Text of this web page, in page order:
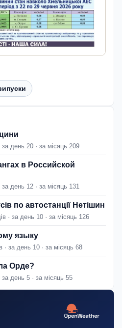
за день 20 · за місяць 209
в Российской
день 12 · за місяць 131
по автостанції Нетішин
· за день 10 · за місяць 126
языку
· за день 10 · за місяць 68
Орде?
за день 5 · за місяць 55